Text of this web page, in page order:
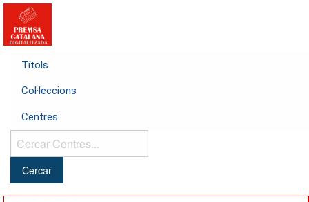
Títols
Col·leccions
Centres
Cercar
Centres...